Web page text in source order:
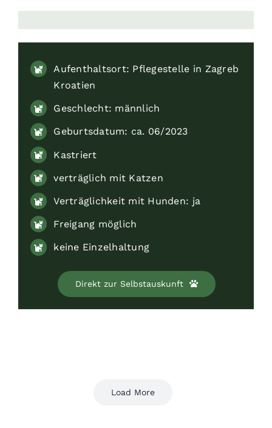
Aufklärung
Aufenthaltsort: Pflegestelle in Zagreb
Kroatien
Geschlecht: männlich
Geburtsdatum: ca. 06/2023
Kastriert
verträglich mit Katzen
Verträglichkeit mit Hunden: ja
Freigang möglich
keine Einzelhaltung
Direkt zur Selbstauskunft
Load More